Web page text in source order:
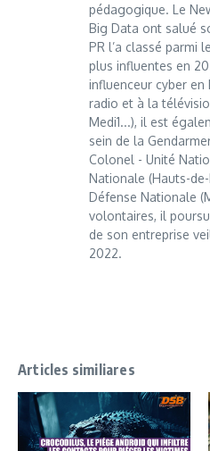
pédagogique. Le
Big Data ont salué
PR l’a classé parmi
plus influentes en
influenceur cyber en
radio et à la
Medi1...), il est
sein de la
Colonel - Unité
Nationale (Hauts-
Défense Nationale
volontaires, il
de son entreprise
2022.
Articles similiares